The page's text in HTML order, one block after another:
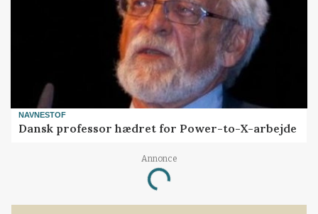
NAVNESTOF
Dansk professor hædret for Power-to-X-arbejde
Annonce
Loading...